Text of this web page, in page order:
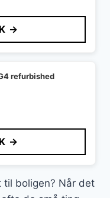
→
refurbished
→
til boligen? Når det